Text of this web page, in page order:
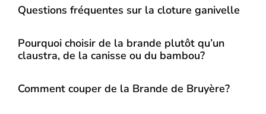
Questions fréquentes sur la cloture ganivelle
Pourquoi choisir de la brande plutôt qu’un
claustra, de la canisse ou du bambou?
Comment couper de la Brande de Bruyère?